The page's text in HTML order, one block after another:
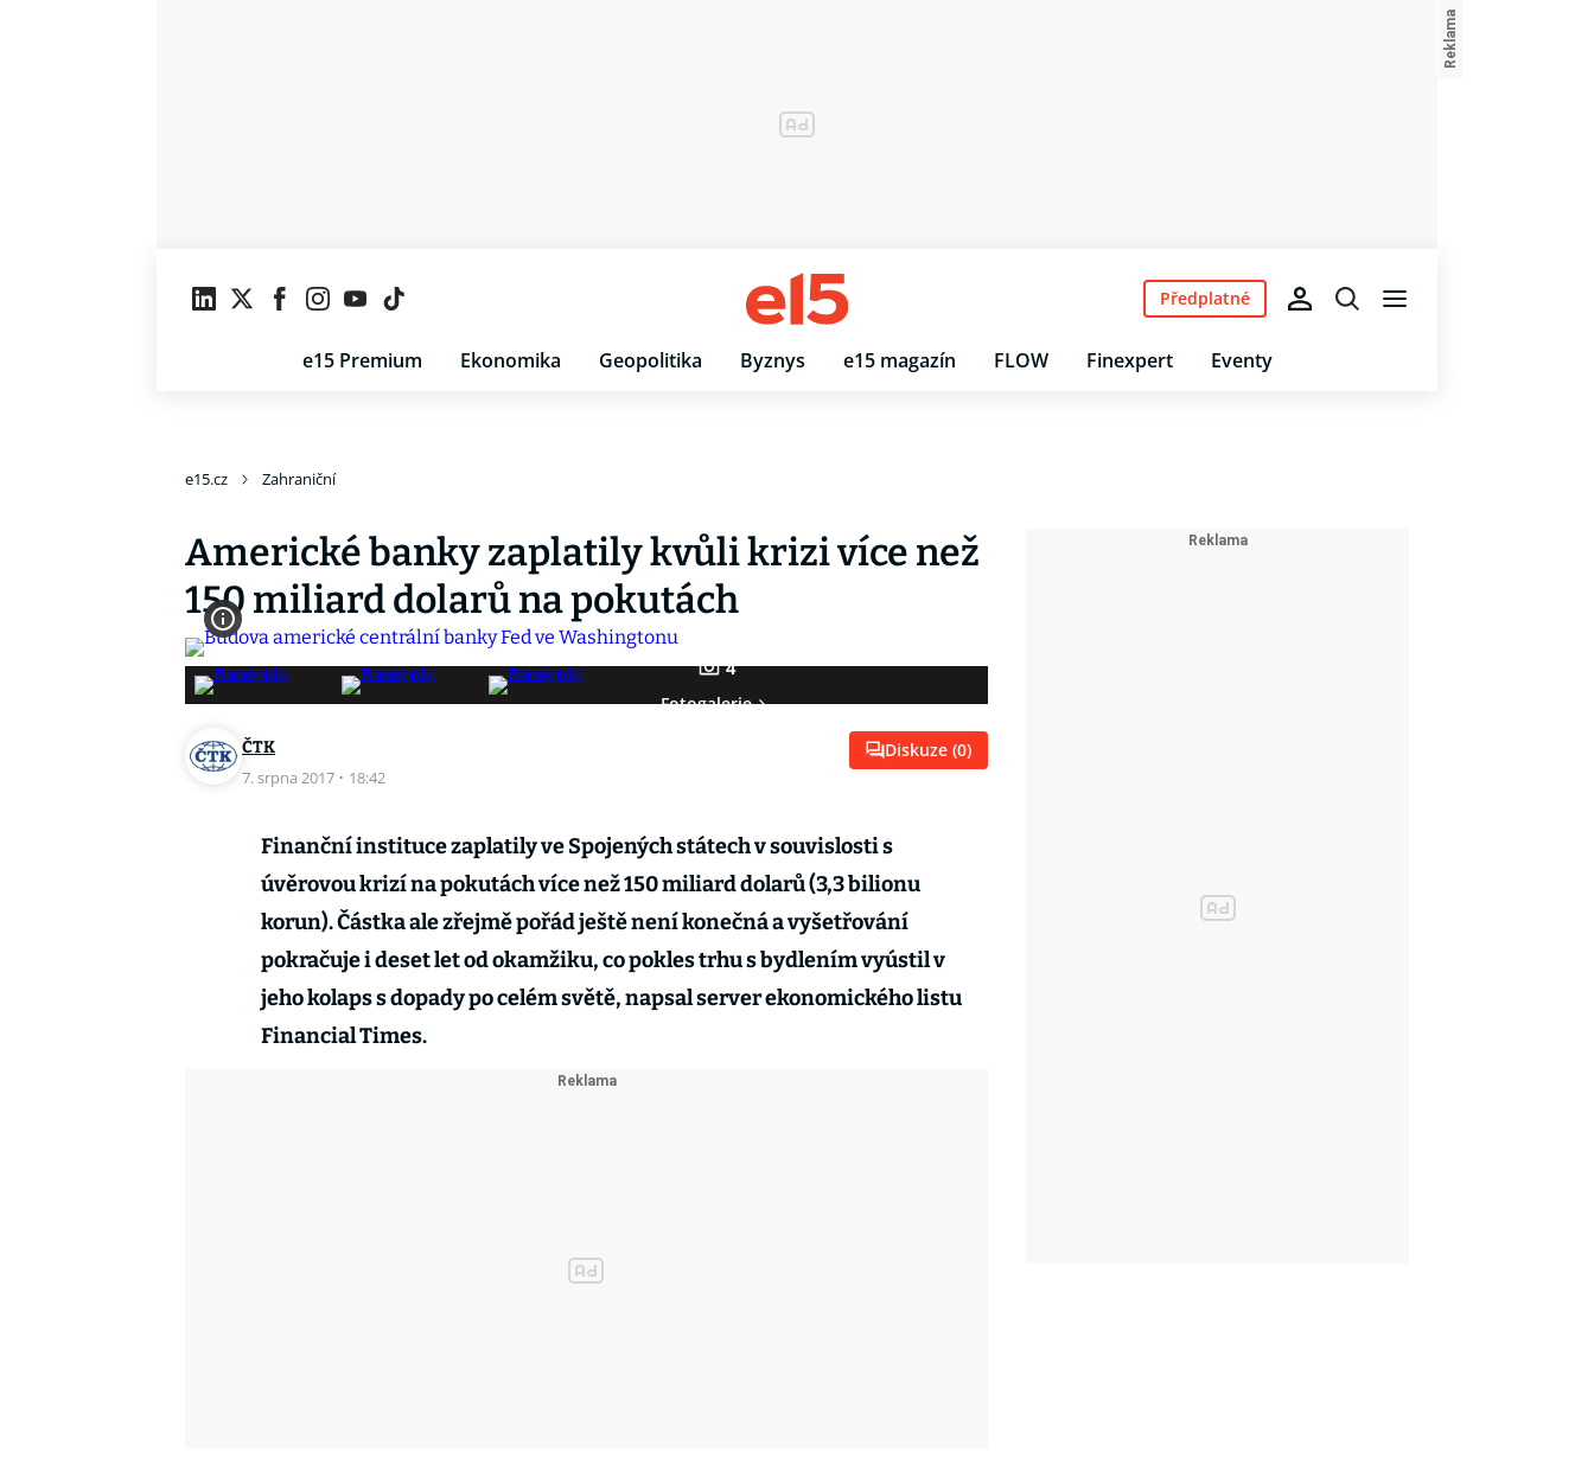
e15 Premium Ekonomika Geopolitika Byznys e15 magazín FLOW Finexpert Eventy
Předplatné
e15.cz Zahraniční
Americké banky zaplatily kvůli krizi více než
150 miliard dolarů na pokutách
4
Fotogalerie
ČTK
7. srpna 2017 · 18:42
Diskuze (0)
Finanční instituce zaplatily ve Spojených státech v souvislosti s
úvěrovou krizí na pokutách více než 150 miliard dolarů (3,3 bilionu
korun). Částka ale zřejmě pořád ještě není konečná a vyšetřování
pokračuje i deset let od okamžiku, co pokles trhu s bydlením vyústil v
jeho kolaps s dopady po celém světě, napsal server ekonomického listu
Financial Times.